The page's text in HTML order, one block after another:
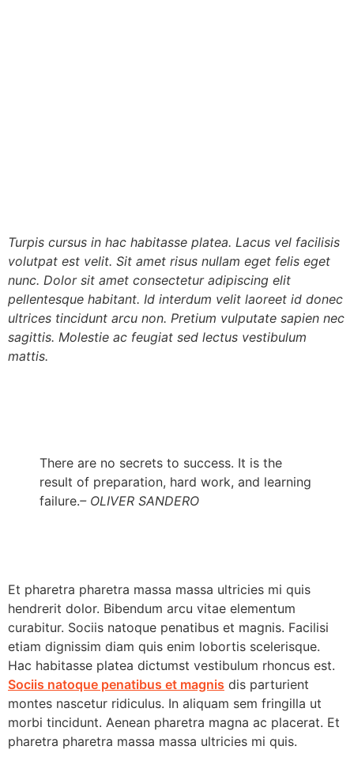
Turpis cursus in hac habitasse platea. Lacus vel facilisis
volutpat est velit. Sit amet risus nullam eget felis eget
nunc. Dolor sit amet consectetur adipiscing elit
pellentesque habitant. Id interdum velit laoreet id donec
ultrices tincidunt arcu non. Pretium vulputate sapien nec
sagittis. Molestie ac feugiat sed lectus vestibulum
mattis.
There are no secrets to success. It is the
result of preparation, hard work, and learning
failure.– OLIVER SANDERO
Et pharetra pharetra massa massa ultricies mi quis
hendrerit dolor. Bibendum arcu vitae elementum
curabitur. Sociis natoque penatibus et magnis. Facilisi
etiam dignissim diam quis enim lobortis scelerisque.
Hac habitasse platea dictumst vestibulum rhoncus est.
Sociis natoque penatibus et magnis dis parturient
montes nascetur ridiculus. In aliquam sem fringilla ut
morbi tincidunt. Aenean pharetra magna ac placerat. Et
pharetra pharetra massa massa ultricies mi quis.